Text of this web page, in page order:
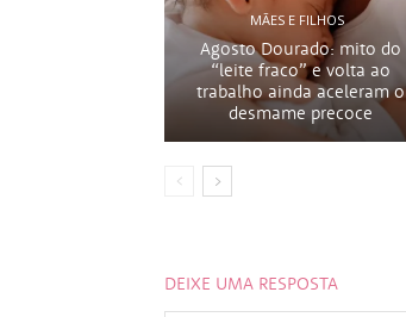
MÃES E FILHOS
Agosto Dourado: mito do
“leite fraco” e volta ao
trabalho ainda aceleram o
desmame precoce
DEIXE UMA RESPOSTA